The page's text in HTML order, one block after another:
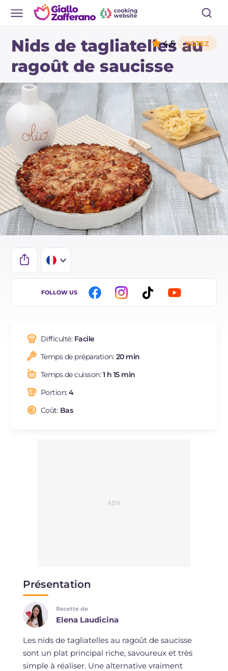
Nids de tagliatelles au
ragoût de saucisse
4,5
IT
ES
BR
NL
FOLLOW US
Difficulté: Facile
Temps de préparation:20 min
Temps de cuisson:1 h 15 min
Portion:4
Coût: Bas
Présentation
Recette de
Elena Laudicina
Les nids de tagliatelles au ragoût de saucisse
sont un plat principal riche, savoureux et très
simple à réaliser. Une alternative vraiment